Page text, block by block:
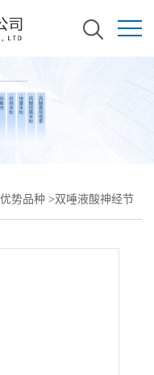
优势品种 >双唾液酸神经节